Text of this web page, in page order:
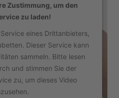
Zustimmung, um den
zu laden!
eines Drittanbieters,
Dieser Service kann
sammeln. Bitte lesen
und stimmen Sie der
zu, um dieses Video